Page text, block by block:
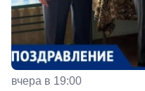
вчера в 19:00